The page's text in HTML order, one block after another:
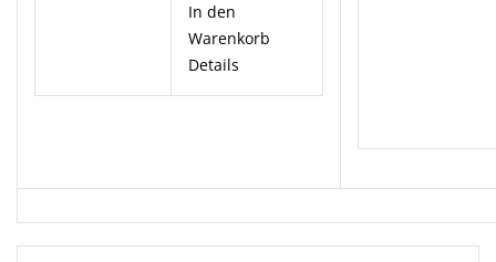
In den
Warenkorb
Details